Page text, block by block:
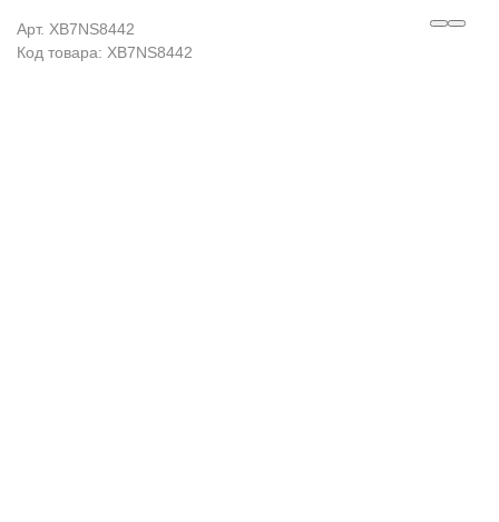
Арт. XB7NS8442
Код товара: XB7NS8442